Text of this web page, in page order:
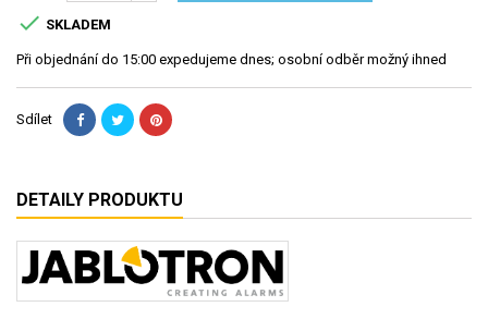
 SKLADEM
Při objednání do 15:00 expedujeme dnes; osobní odběr možný ihned
Sdílet
DETAILY PRODUKTU